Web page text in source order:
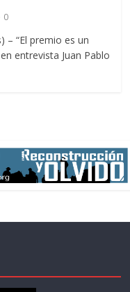
0
– “El premio es un
entrevista Juan Pablo